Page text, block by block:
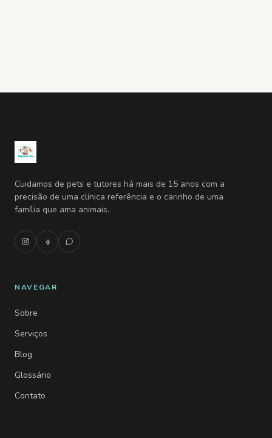
Cuidamos de pets e tutores há mais de 15 anos com a
precisão de uma clínica referência e o carinho de uma
família que ama animais.
NAVEGAR
Sobre
Serviços
Blog
Glossário
Contato